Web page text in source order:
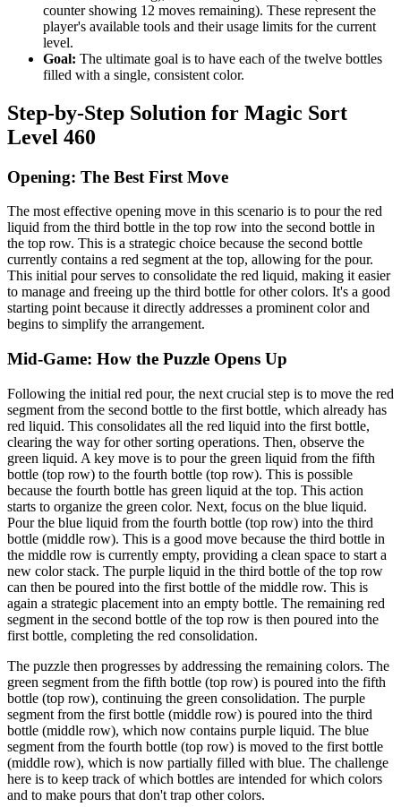
counter showing 12 moves remaining). These represent the
player's available tools and their usage limits for the current
level.
Goal: The ultimate goal is to have each of the twelve bottles
filled with a single, consistent color.
Step-by-Step Solution for Magic Sort
Level 460
Opening: The Best First Move
The most effective opening move in this scenario is to pour the red
liquid from the third bottle in the top row into the second bottle in
the top row. This is a strategic choice because the second bottle
currently contains a red segment at the top, allowing for the pour.
This initial pour serves to consolidate the red liquid, making it easier
to manage and freeing up the third bottle for other colors. It's a good
starting point because it directly addresses a prominent color and
begins to simplify the arrangement.
Mid-Game: How the Puzzle Opens Up
Following the initial red pour, the next crucial step is to move the red
segment from the second bottle to the first bottle, which already has
red liquid. This consolidates all the red liquid into the first bottle,
clearing the way for other sorting operations. Then, observe the
green liquid. A key move is to pour the green liquid from the fifth
bottle (top row) to the fourth bottle (top row). This is possible
because the fourth bottle has green liquid at the top. This action
starts to organize the green color. Next, focus on the blue liquid.
Pour the blue liquid from the fourth bottle (top row) into the third
bottle (middle row). This is a good move because the third bottle in
the middle row is currently empty, providing a clean space to start a
new color stack. The purple liquid in the third bottle of the top row
can then be poured into the first bottle of the middle row. This is
again a strategic placement into an empty bottle. The remaining red
segment in the second bottle of the top row is then poured into the
first bottle, completing the red consolidation.
The puzzle then progresses by addressing the remaining colors. The
green segment from the fifth bottle (top row) is poured into the fifth
bottle (top row), continuing the green consolidation. The purple
segment from the first bottle (middle row) is poured into the third
bottle (middle row), which now contains purple liquid. The blue
segment from the fourth bottle (top row) is moved to the first bottle
(middle row), which is now partially filled with blue. The challenge
here is to keep track of which bottles are intended for which colors
and to make pours that don't trap other colors.